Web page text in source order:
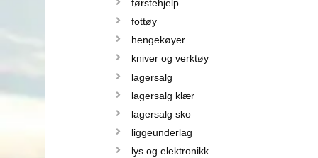
førstehjelp
fottøy
hengekøyer
kniver og verktøy
lagersalg
lagersalg klær
lagersalg sko
liggeunderlag
lys og elektronikk